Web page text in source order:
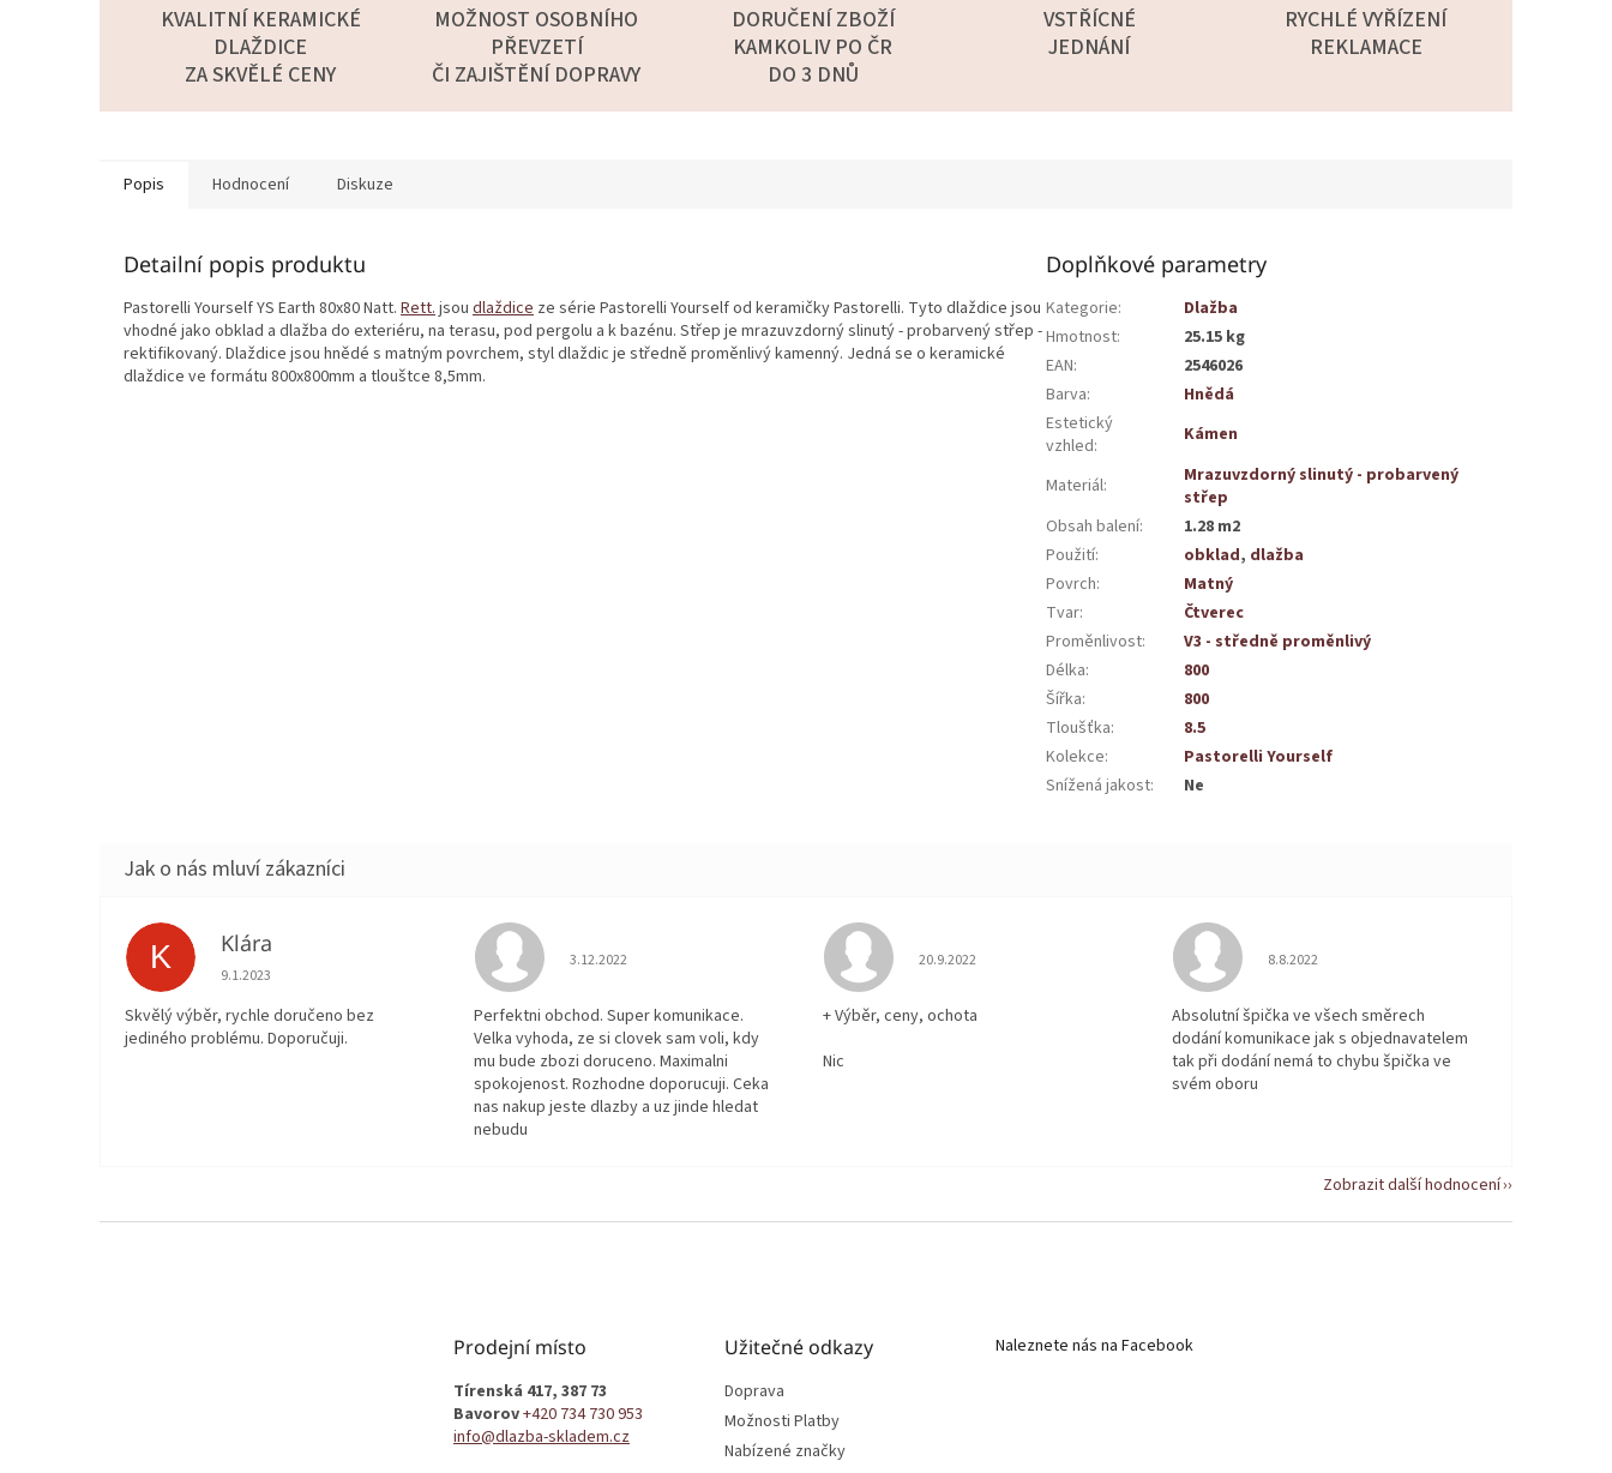
KVALITNÍ KERAMICKÉ
DLAŽDICE
ZA SKVĚLÉ CENY
MOŽNOST OSOBNÍHO
PŘEVZETÍ
ČI ZAJIŠTĚNÍ DOPRAVY
DORUČENÍ ZBOŽÍ
KAMKOLIV PO ČR
DO 3 DNŮ
VSTŘÍCNÉ
JEDNÁNÍ
RYCHLÉ VYŘÍZENÍ
REKLAMACE
Popis Hodnocení Diskuze
Detailní popis produktu
Pastorelli Yourself YS Earth 80x80 Natt. Rett.jsou dlaždice ze série Pastorelli Yourself od keramičky Pastorelli. Tyto dlaždice jsou
vhodné jako obklad a dlažba do exteriéru, na terasu, pod pergolu a k bazénu. Střep je mrazuvzdorný slinutý - probarvený střep -
rektifikovaný. Dlaždice jsou hnědé s matným povrchem, styl dlaždic je středně proměnlivý kamenný. Jedná se o keramické
dlaždice ve formátu 800x800mm a tlouštce 8,5mm.
Doplňkové parametry
Kategorie:
Dlažba
Hmotnost:
25.15 kg
EAN:
2546026
Barva:
Hnědá
Estetický
vzhled: Kámen
Materiál:
Mrazuvzdorný slinutý - probarvený
střep
Obsah balení:
1.28 m2
Použití: obklad, dlažba
Povrch:
Matný
Tvar:
Čtverec
Proměnlivost:
V3 - středně proměnlivý
Délka:
800
Šířka:
800
Tloušťka:
8.5
Kolekce:
Pastorelli Yourself
Snížená jakost: Ne
K Klára
Hodnocení obchodu je 5 z 5 hvězdiček.
9.1.2023
Skvělý výběr, rychle doručeno bez
jediného problému. Doporučuji.
Hodnocení obchodu je 5 z 5 hvězdiček.
3.12.2022
Perfektni obchod. Super komunikace.
Velka vyhoda, ze si clovek sam voli, kdy
mu bude zbozi doruceno. Maximalni
spokojenost. Rozhodne doporucuji. Ceka
nas nakup jeste dlazby a uz jinde hledat
nebudu
Hodnocení obchodu je 5 z 5 hvězdiček.
20.9.2022
+ Výběr, ceny, ochota
Nic
Hodnocení obchodu je 5 z 5 hvězdiček.
8.8.2022
Absolutní špička ve všech směrech
dodání komunikace jak s objednavatelem
tak při dodání nemá to chybu špička ve
svém oboru
Zobrazit další hodnocení
Prodejní místo
Tírenská 417, 387 73
Bavorov+420 734 730 953
info@dlazba-skladem.cz
Užitečné odkazy
Doprava
Možnosti Platby
Nabízené značky
Naleznete nás na Facebook